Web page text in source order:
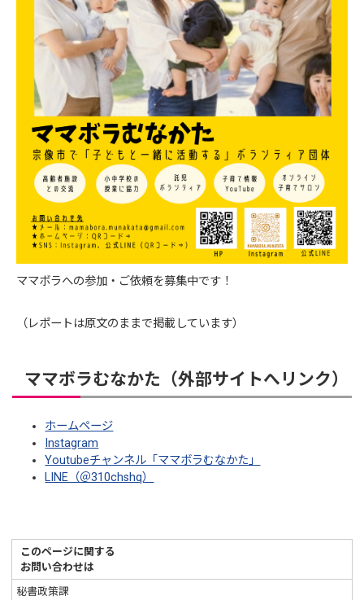
ママボラへの参加・ご依頼を募集中です！
（レポートは原文のままで掲載しています）
ママボラむなかた（外部サイトへリンク）
ホームページ
Instagram
Youtubeチャンネル「ママボラむなかた」
LINE（＠310chshq）
このページに関する
お問い合わせは
秘書政策課